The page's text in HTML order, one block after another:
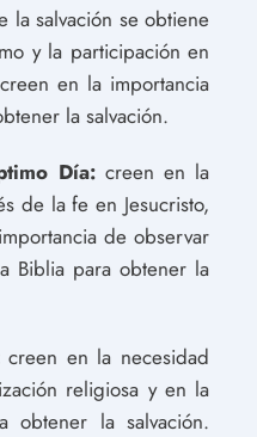
la salvación se obtiene
y la participación en
en la importancia
la salvación.
Día:creen en la
de la fe en Jesucristo,
de observar
Biblia para obtener la
creen en la necesidad
religiosa y en la
obtener la salvación.